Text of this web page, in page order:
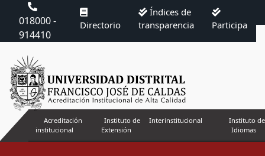
018000 -
914410
Directorio
Índices de
transparencia
Participa
Acreditación
institucional
Instituto de
Extensión
Interinstitucional
Instituto de
Idiomas